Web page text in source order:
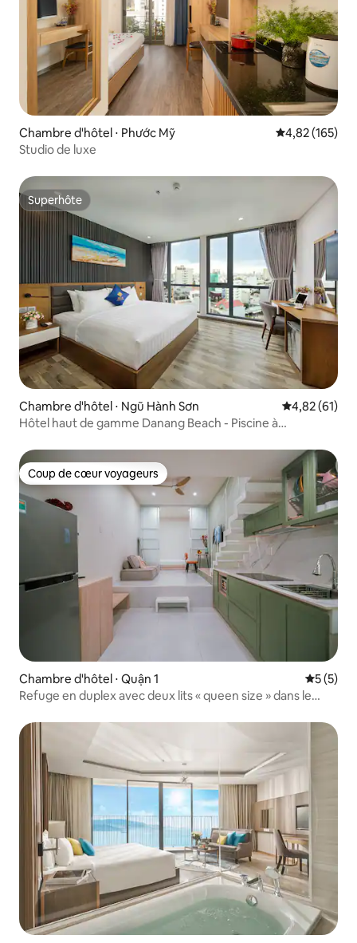
Chambre d'hôtel ⋅ Phước Mỹ Évaluation
4,82 (165)
Studio de luxe
Superhôte
Superhôte
Chambre d'hôtel ⋅ Ngũ Hành Sơn Évaluation
4,82 (61)
Hôtel haut de gamme Danang Beach - Piscine à
Coup de cœur voyageurs
Coup de cœur voyageurs
Chambre d'hôtel ⋅ Quận 1
5 (5)
Refuge en duplex avec deux lits « queen size » dans le